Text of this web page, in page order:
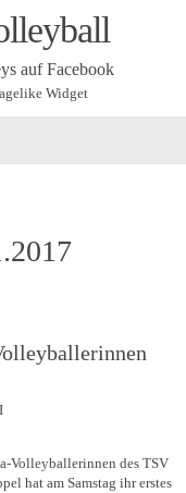
auf Facebook
Volleyballerinnen des TSV
hat am Samstag ihr erstes